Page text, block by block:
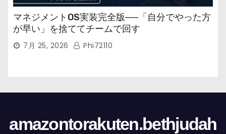
マネジメントOS実装完全版──「自分でやった方
が早い」を捨ててチームで回す
7月 25, 2026 Phi72110
amazontorakuten.bethjudah